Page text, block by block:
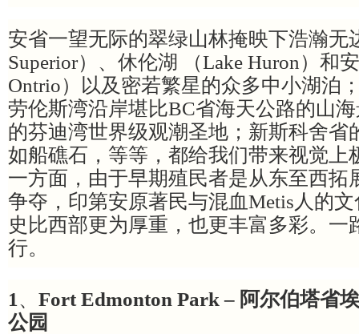
安省一望无际的翠绿山林掩映下浩瀚无
Superior）、休伦湖 （Lake Huron）和
Ontrio）以及密若繁星的众多中小湖泊
劳伦斯湾沿岸堪比BC省海天公路的山
的芬迪湾世界级观潮圣地；新斯科舍省
如船礁石，等等，都给我们带来视觉上
一方面，由于早期殖民者是从东至西拓
争夺，印第安原著民与混血Metis人的
史比西部更为厚重，也更丰富多彩。一
行。
1、 Fort Edmonton Park – 阿尔伯塔省
公园